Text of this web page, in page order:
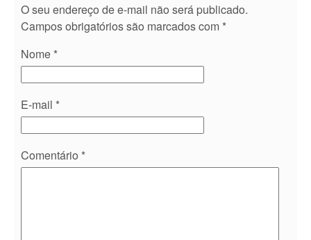
O seu endereço de e-mail não será publicado.
Campos obrigatórios são marcados com *
Nome *
E-mail *
Comentário *